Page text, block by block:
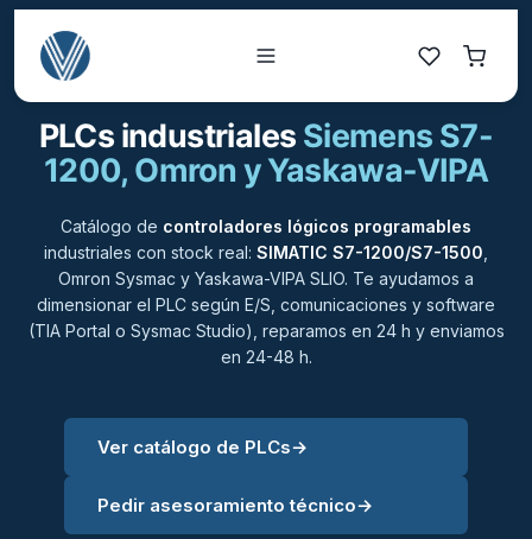
PLCs industriales Siemens S7-
1200, Omron y Yaskawa-VIPA
Catálogo de controladores lógicos programables
industriales con stock real: SIMATIC S7-1200/S7-1500
Omron Sysmac y Yaskawa-VIPA SLIO. Te ayudamos a
dimensionar el PLC según E/S, comunicaciones y software
(TIA Portal o Sysmac Studio), reparamos en 24 h y enviamos
en 24-48 h.
Ver catálogo de PLCs→
Pedir asesoramiento técnico→